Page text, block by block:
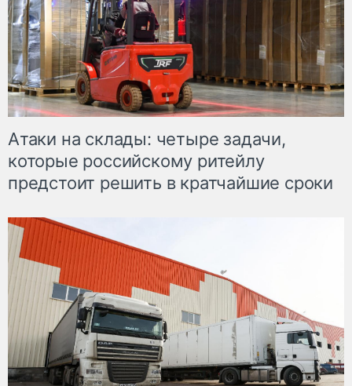
Атаки на склады: четыре задачи,
которые российскому ритейлу
предстоит решить в кратчайшие сроки